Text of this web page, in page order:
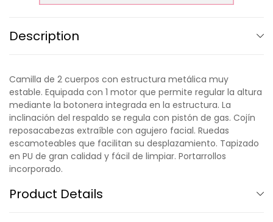
Description
Camilla de 2 cuerpos con estructura metálica muy
estable. Equipada con 1 motor que permite regular la altura
mediante la botonera integrada en la estructura. La
inclinación del respaldo se regula con pistón de gas. Cojín
reposacabezas extraíble con agujero facial. Ruedas
escamoteables que facilitan su desplazamiento. Tapizado
en PU de gran calidad y fácil de limpiar. Portarrollos
incorporado.
Product Details